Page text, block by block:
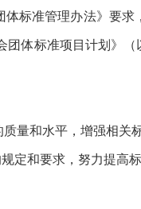
标准管理办法》要
体标准项目计划》
量和水平，增强相
定和要求，努力提高